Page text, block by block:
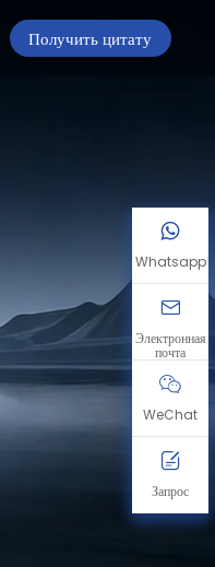
Получить цитату
Whatsapp
Электронная
почта
WeChat
Запрос